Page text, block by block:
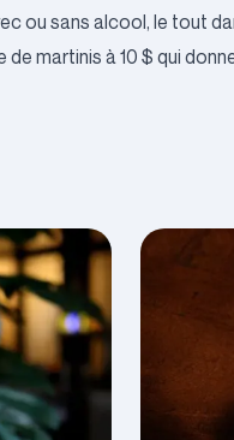
ou sans alcool, le tout
de martinis à 10 $ qui